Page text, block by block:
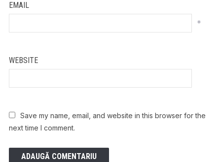
EMAIL
*
WEBSITE
Save my name, email, and website in this browser for the
next time I comment.